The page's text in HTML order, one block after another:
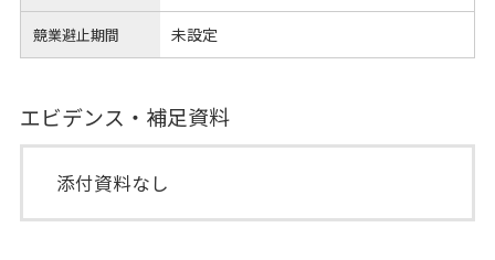
競業避止期間 未設定
エビデンス・補足資料
添付資料なし